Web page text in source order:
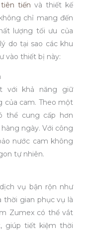
tiến và thiết kế
chỉ mang đến
lượng tối ưu của
do tại sao các khu
vào thiết bị này:
với khả năng giữ
của cam. Theo một
thể cung cấp hơn
ngày. Với công
nước cam không
tự nhiên.
vụ bận rộn như
thời gian phục vụ là
Zumex có thể vắt
giúp tiết kiệm thời